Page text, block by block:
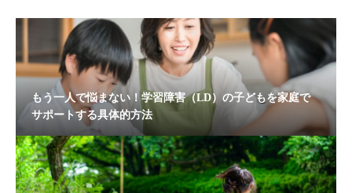
もう一人で悩まない！学習障害（LD）の子どもを家庭で
サポートする具体的方法